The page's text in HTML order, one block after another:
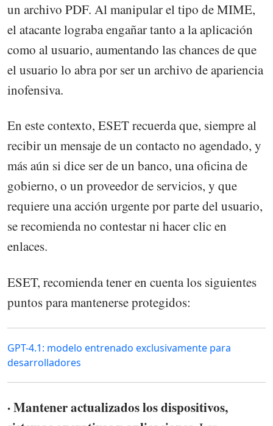
un archivo PDF. Al manipular el tipo de MIME,
el atacante lograba engañar tanto a la aplicación
como al usuario, aumentando las chances de que
el usuario lo abra por ser un archivo de apariencia
inofensiva.
En este contexto, ESET recuerda que, siempre al
recibir un mensaje de un contacto no agendado, y
más aún si dice ser de un banco, una oficina de
gobierno, o un proveedor de servicios, y que
requiere una acción urgente por parte del usuario,
se recomienda no contestar ni hacer clic en
enlaces.
ESET, recomienda tener en cuenta los siguientes
puntos para mantenerse protegidos:
GPT-4.1: modelo entrenado exclusivamente para
desarrolladores
· Mantener actualizados los dispositivos,